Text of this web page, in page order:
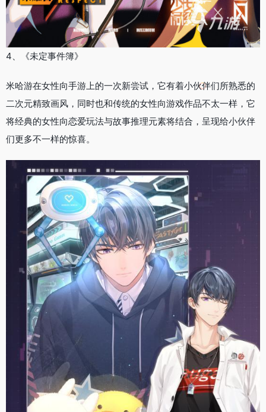
4、《未定事件簿》
米哈游在女性向手游上的一次新尝试，它有着小伙伴们所熟悉的
二次元精致画风，同时也和传统的女性向游戏作品不太一样，它
将经典的女性向恋爱玩法与故事推理元素将结合，呈现给小伙伴
们更多不一样的惊喜。